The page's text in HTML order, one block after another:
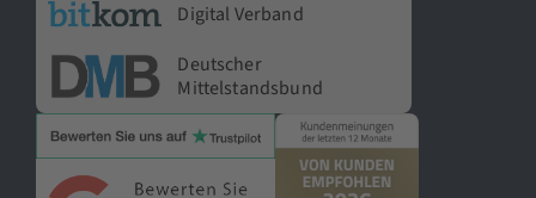
Digital Verband
Deutscher
Mittelstandsbund